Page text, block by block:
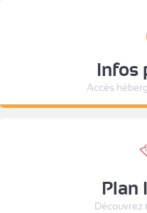
Infos
Accès
Plan
Découvrez